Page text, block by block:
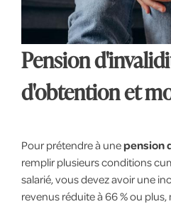
Pension
d'obtention et
Pour prétendre à unepension
remplir plusieurs conditions
salarié, vous devez avoir une
revenus réduite à 66 % ou